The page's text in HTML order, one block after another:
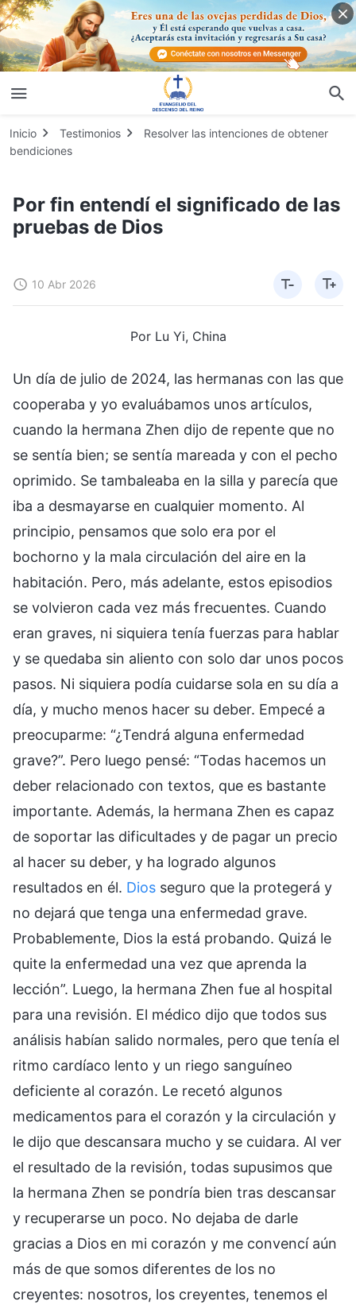
Inicio Testimonios
Resolver las intenciones de obtener
bendiciones
Por fin entendí el significado de las
pruebas de Dios
10 Abr 2026
Por Lu Yi, China
Un día de julio de 2024, las hermanas con las que
cooperaba y yo evaluábamos unos artículos,
cuando la hermana Zhen dijo de repente que no
se sentía bien; se sentía mareada y con el pecho
oprimido. Se tambaleaba en la silla y parecía que
iba a desmayarse en cualquier momento. Al
principio, pensamos que solo era por el
bochorno y la mala circulación del aire en la
habitación. Pero, más adelante, estos episodios
se volvieron cada vez más frecuentes. Cuando
eran graves, ni siquiera tenía fuerzas para hablar
y se quedaba sin aliento con solo dar unos pocos
pasos. Ni siquiera podía cuidarse sola en su día a
día, y mucho menos hacer su deber. Empecé a
preocuparme: “¿Tendrá alguna enfermedad
grave?”. Pero luego pensé: “Todas hacemos un
deber relacionado con textos, que es bastante
importante. Además, la hermana Zhen es capaz
de soportar las dificultades y de pagar un precio
al hacer su deber, y ha logrado algunos
resultados en él. Dios seguro que la protegerá y
no dejará que tenga una enfermedad grave.
Probablemente, Dios la está probando. Quizá le
quite la enfermedad una vez que aprenda la
lección”. Luego, la hermana Zhen fue al hospital
para una revisión. El médico dijo que todos sus
análisis habían salido normales, pero que tenía el
ritmo cardíaco lento y un riego sanguíneo
deficiente al corazón. Le recetó algunos
medicamentos para el corazón y la circulación y
le dijo que descansara mucho y se cuidara. Al ver
el resultado de la revisión, todas supusimos que
la hermana Zhen se pondría bien tras descansar
y recuperarse un poco. No dejaba de darle
gracias a Dios en mi corazón y me convencí aún
más de que somos diferentes de los no
creyentes: nosotros, los creyentes, tenemos el